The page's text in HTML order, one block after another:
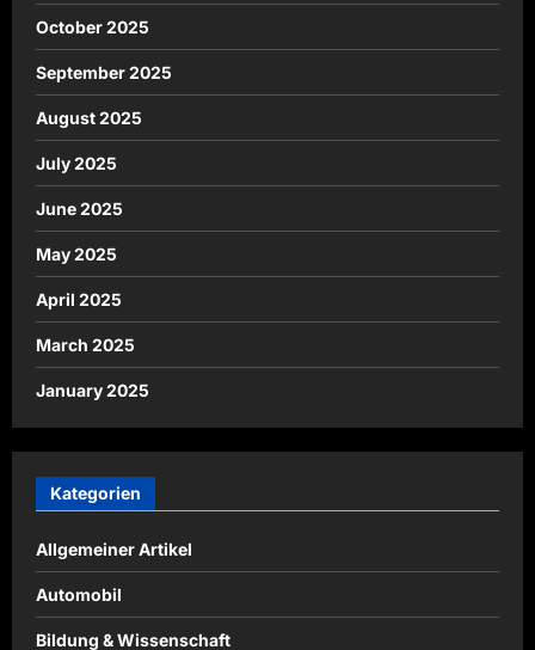
October 2025
September 2025
August 2025
July 2025
June 2025
May 2025
April 2025
March 2025
January 2025
Kategorien
Allgemeiner Artikel
Automobil
Bildung & Wissenschaft